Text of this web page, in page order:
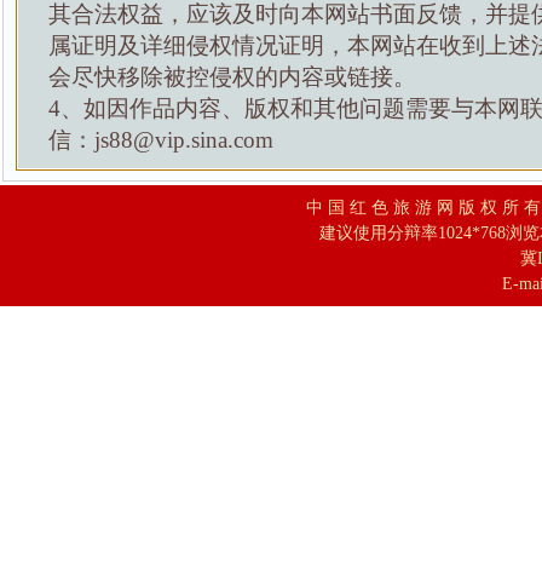
其合法权益，应该及时向本网站书面反馈，并提
属证明及详细侵权情况证明，本网站在收到上述
会尽快移除被控侵权的内容或链接。
4、如因作品内容、版权和其他问题需要与本网
信：js88@vip.sina.com
中 国 红 色 旅 游 网 版 权 所
建议使用分辩率1024*768浏
冀
E-